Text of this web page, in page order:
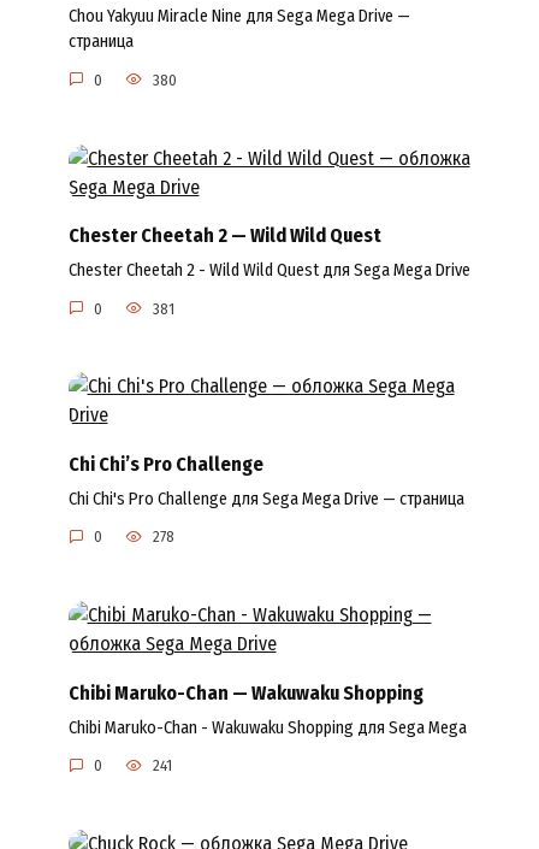
Chou Yakyuu Miracle Nine для Sega Mega Drive —
страница
0 380
Chester Cheetah 2 — Wild Wild Quest
Chester Cheetah 2 - Wild Wild Quest для Sega Mega Drive
0 381
Chi Chi’s Pro Challenge
Chi Chi's Pro Challenge для Sega Mega Drive — страница
0 278
Chibi Maruko-Chan — Wakuwaku Shopping
Chibi Maruko-Chan - Wakuwaku Shopping для Sega Mega
0 241